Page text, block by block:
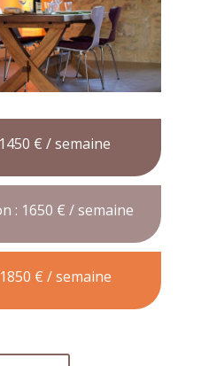
€ / semaine
: 1650 € / semaine
€ / semaine